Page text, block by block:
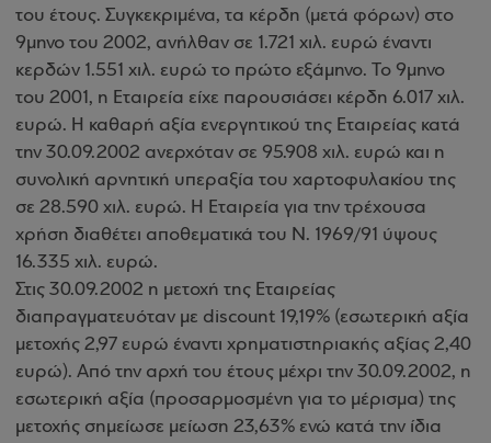
του έτους. Συγκεκριμένα, τα κέρδη (μετά φόρων) στο
9μηνο του 2002, ανήλθαν σε 1.721 χιλ. ευρώ έναντι
κερδών 1.551 χιλ. ευρώ το πρώτο εξάμηνο. Το 9μηνο
του 2001, η Εταιρεία είχε παρουσιάσει κέρδη 6.017 χιλ.
ευρώ. Η καθαρή αξία ενεργητικού της Εταιρείας κατά
την 30.09.2002 ανερχόταν σε 95.908 χιλ. ευρώ και η
συνολική αρνητική υπεραξία του χαρτοφυλακίου της
σε 28.590 χιλ. ευρώ. Η Εταιρεία για την τρέχουσα
χρήση διαθέτει αποθεματικά του Ν. 1969/91 ύψους
16.335 χιλ. ευρώ.
Στις 30.09.2002 η μετοχή της Εταιρείας
διαπραγματευόταν με discount 19,19% (εσωτερική αξία
μετοχής 2,97 ευρώ έναντι χρηματιστηριακής αξίας 2,40
ευρώ). Από την αρχή του έτους μέχρι την 30.09.2002, η
εσωτερική αξία (προσαρμοσμένη για το μέρισμα) της
μετοχής σημείωσε μείωση 23,63% ενώ κατά την ίδια